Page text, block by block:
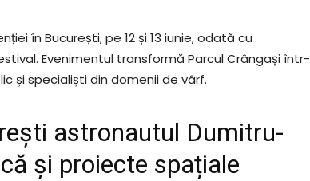
în București, pe 12 și 13 iunie, odată cu
Evenimentul transformă Parcul Crângași într-
și specialiști din domenii de vârf.
astronautul Dumitru-
și proiecte spațiale